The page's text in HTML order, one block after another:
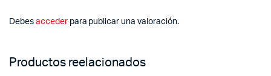
Debes accederpara publicar una valoración.
Productos reelacionados